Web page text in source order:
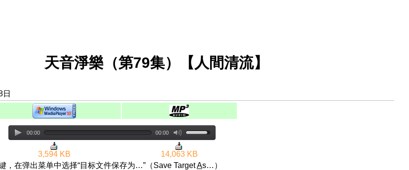
天音淨樂（第79集）【人間清流】
00:00 00:00
3,594 KB
14,063 KB
，在弹出菜单中选择“目标文件保存为…”（Save TargetAs…）